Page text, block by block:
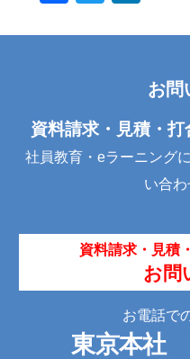
c
o
o
tt
k
e
dI
n
お問
資料請求・見積・打
社員教育・eラーニング
い合
資料請求・見積
お問
お電話で
東京本社